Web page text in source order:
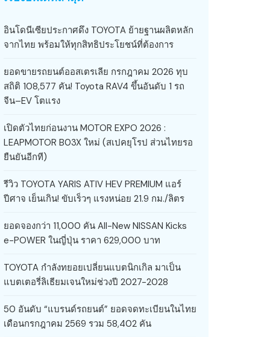
อินโดนีเซียประกาศดึง TOYOTA ย้ายฐานผลิตหลัก
จากไทย พร้อมให้ทุกสิทธิประโยชน์ที่ต้องการ
ยอดขายรถยนต์ออสเตรเลีย กรกฎาคม 2026 ทุบ
สถิติ 108,577 คัน! Toyota RAV4 ขึ้นอันดับ 1 รถ
จีน–EV โตแรง
เปิดตัวไทยก่อนงาน MOTOR EXPO 2026 :
LEAPMOTOR B03X ใหม่ (สเปคยุโรป ส่วนไทยรอ
ยืนยันอีกที)
รีวิว TOYOTA YARIS ATIV HEV PREMIUM แอร์
ปีศาจ เย็นเกิน! ขับเร็วๆ แรงหน่อย 21.9 กม./ลิตร
ยอดจองกว่า 11,000 คัน All-New NISSAN Kicks
e-POWER ในญี่ปุ่น ราคา 629,000 บาท
TOYOTA กำลังทยอยเปลี่ยนแบตนิกเกิล มาเป็น
แบตเตอรี่ลิเธียมเจนใหม่ช่วงปี 2027-2028
50 อันดับ “แบรนด์รถยนต์” ยอดจดทะเบียนในไทย
เดือนกรกฎาคม 2569 รวม 58,402 คัน